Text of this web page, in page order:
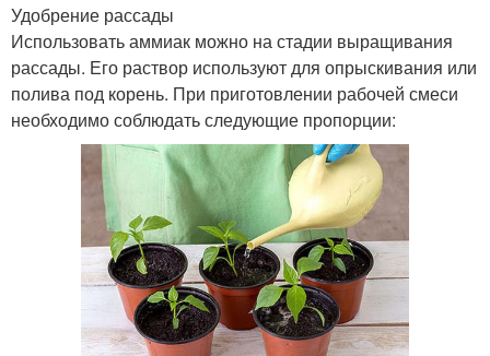
Удобрение рассады
Использовать аммиак можно на стадии выращивания
рассады. Его раствор используют для опрыскивания или
полива под корень. При приготовлении рабочей смеси
необходимо соблюдать следующие пропорции: